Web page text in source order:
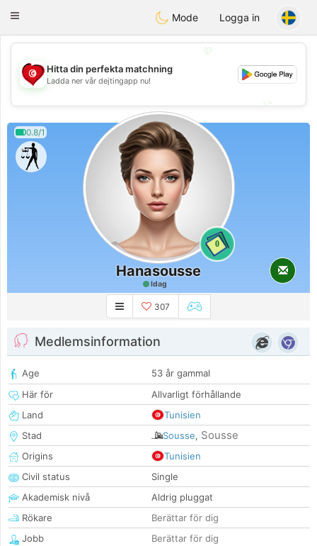
Tunisia Dating
Toggle
Mode Logga in
💖
💕
Hitta din perfekta matchning
Ladda ner vår dejtingapp nu!
0.8/1
0
Hanasousse
Idag
307
Medlemsinformation
Age
53 år gammal
Här för
Allvarligt förhållande
Land
Tunisien
Stad
Sousse, Sousse
Origins
Tunisien
Civil status
Single
Akademisk nivå
Aldrig pluggat
Rökare
Berättar för dig
Jobb
Berättar för dig